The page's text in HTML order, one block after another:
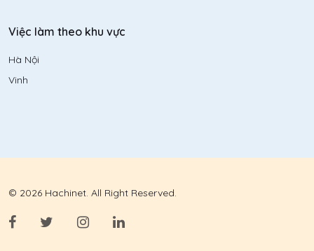
Việc làm theo khu vực
Hà Nội
Vinh
© 2026 Hachinet. All Right Reserved.